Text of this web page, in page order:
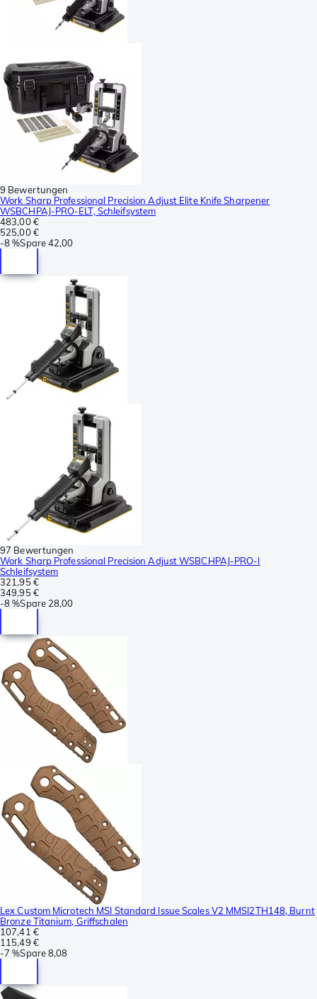
9 Bewertungen
Work Sharp Professional Precision Adjust Elite Knife Sharpener
WSBCHPAJ-PRO-ELT, Schleifsystem
483,00 €
525,00 €
-8 %Spare42,00
97 Bewertungen
Work Sharp Professional Precision Adjust WSBCHPAJ-PRO-I
Schleifsystem
321,95 €
349,95 €
-8 %Spare 28,00
Lex Custom Microtech MSI Standard Issue Scales V2 MMSI2TH148, Burnt
Bronze Titanium, Griffschalen
107,41 €
115,49 €
-7 %Spare8,08